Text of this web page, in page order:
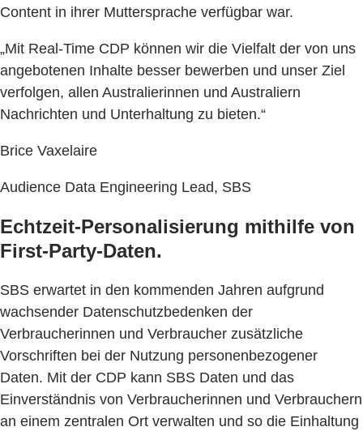
Content in ihrer Muttersprache verfügbar war.
„Mit Real-Time CDP können wir die Vielfalt der von uns
angebotenen Inhalte besser bewerben und unser Ziel
verfolgen, allen Australierinnen und Australiern
Nachrichten und Unterhaltung zu bieten.“
Brice Vaxelaire
Audience Data Engineering Lead, SBS
Echtzeit-Personalisierung mithilfe von
First-Party-Daten.
SBS erwartet in den kommenden Jahren aufgrund
wachsender Datenschutzbedenken der
Verbraucherinnen und Verbraucher zusätzliche
Vorschriften bei der Nutzung personenbezogener
Daten. Mit der CDP kann SBS Daten und das
Einverständnis von Verbraucherinnen und Verbrauchern
an einem zentralen Ort verwalten und so die Einhaltung